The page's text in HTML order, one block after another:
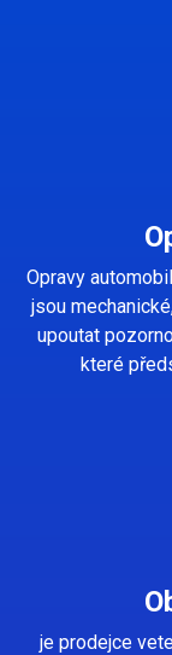
Opravy
jsou
upoutat
které
je prodejce